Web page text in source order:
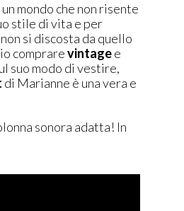
mondo che non risente
stile di vita e per
si discosta da quello
comprarevintagee
suo modo di vestire,
di Marianne è una vera e
sonora adatta! In